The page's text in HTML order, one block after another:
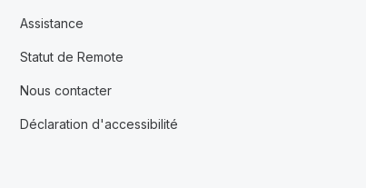
Assistance
Statut de Remote
Nous contacter
Déclaration d'accessibilité